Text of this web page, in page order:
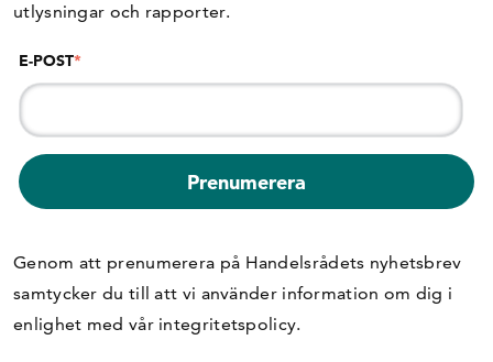
utlysningar och rapporter.
E-POST*
Genom att prenumerera på Handelsrådets nyhetsbrev
samtycker du till att vi använder information om dig i
enlighet med vår integritetspolicy.